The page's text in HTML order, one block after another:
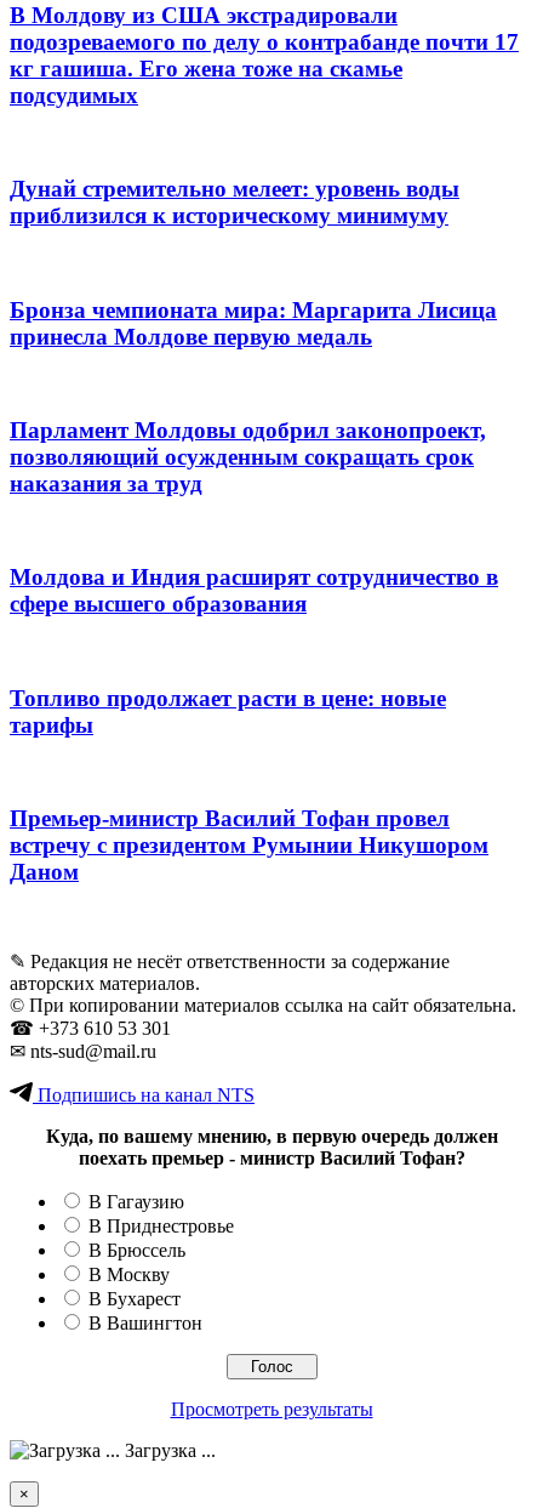
В Молдову из США экстрадировали
подозреваемого по делу о контрабанде почти 17
кг гашиша. Его жена тоже на скамье
подсудимых
Дунай стремительно мелеет: уровень воды
приблизился к историческому минимуму
Бронза чемпионата мира: Маргарита Лисица
принесла Молдове первую медаль
Парламент Молдовы одобрил законопроект,
позволяющий осужденным сокращать срок
наказания за труд
Молдова и Индия расширят сотрудничество в
сфере высшего образования
Топливо продолжает расти в цене: новые
тарифы
Премьер-министр Василий Тофан провел
встречу с президентом Румынии Никушором
Даном
✎ Редакция не несёт ответственности за содержание
авторских материалов.
© При копировании материалов ссылка на сайт обязательна.
☎︎ +373 610 53 301
✉ nts-sud@mail.ru
Подпишись на канал NTS
Куда, по вашему мнению, в первую очередь должен
поехать премьер - министр Василий Тофан?
В Гагаузию
В Приднестровье
В Брюссель
В Москву
В Бухарест
В Вашингтон
Просмотреть результаты
Загрузка ...
×